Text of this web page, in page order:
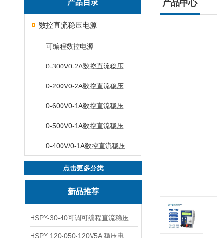
产品目录
数控直流稳压电源
可编程数控电源
点击更多分类
新品推荐
产品中心